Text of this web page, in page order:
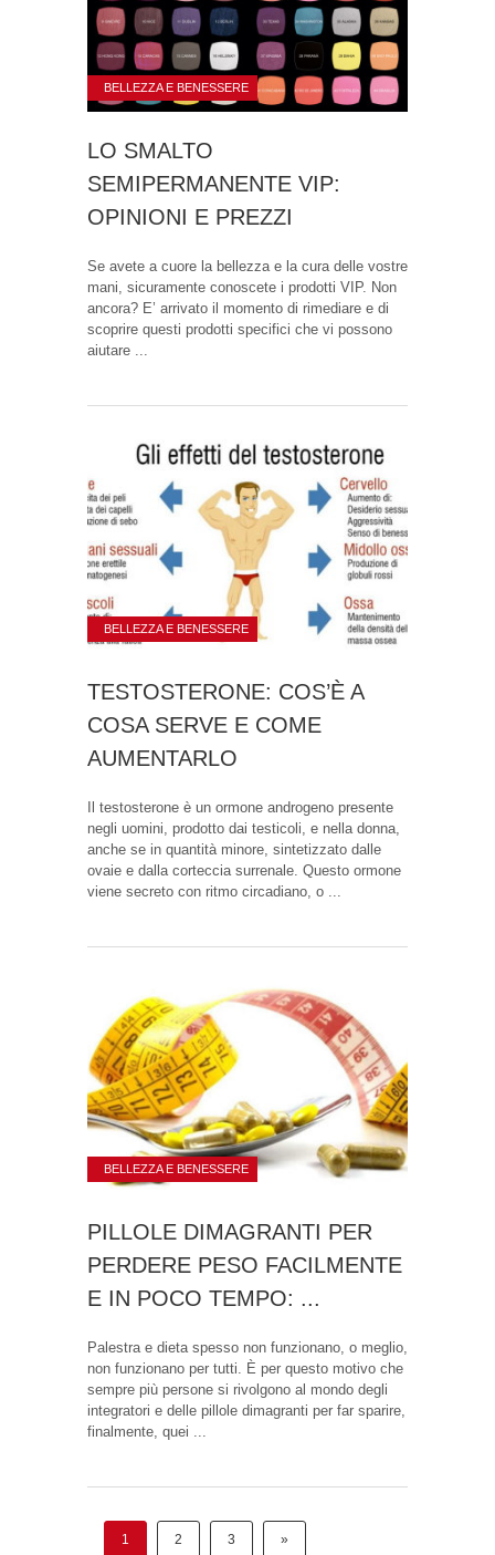
BELLEZZA E BENESSERE
LO SMALTO
SEMIPERMANENTE VIP:
OPINIONI E PREZZI
Se avete a cuore la bellezza e la cura delle vostre
mani, sicuramente conoscete i prodotti VIP. Non
ancora? E’ arrivato il momento di rimediare e di
scoprire questi prodotti specifici che vi possono
aiutare ...
BELLEZZA E BENESSERE
TESTOSTERONE: COS’È A
COSA SERVE E COME
AUMENTARLO
Il testosterone è un ormone androgeno presente
negli uomini, prodotto dai testicoli, e nella donna,
anche se in quantità minore, sintetizzato dalle
ovaie e dalla corteccia surrenale. Questo ormone
viene secreto con ritmo circadiano, o ...
BELLEZZA E BENESSERE
PILLOLE DIMAGRANTI PER
PERDERE PESO FACILMENTE
E IN POCO TEMPO: ...
Palestra e dieta spesso non funzionano, o meglio,
non funzionano per tutti. È per questo motivo che
sempre più persone si rivolgono al mondo degli
integratori e delle pillole dimagranti per far sparire,
finalmente, quei ...
1 2 3 »